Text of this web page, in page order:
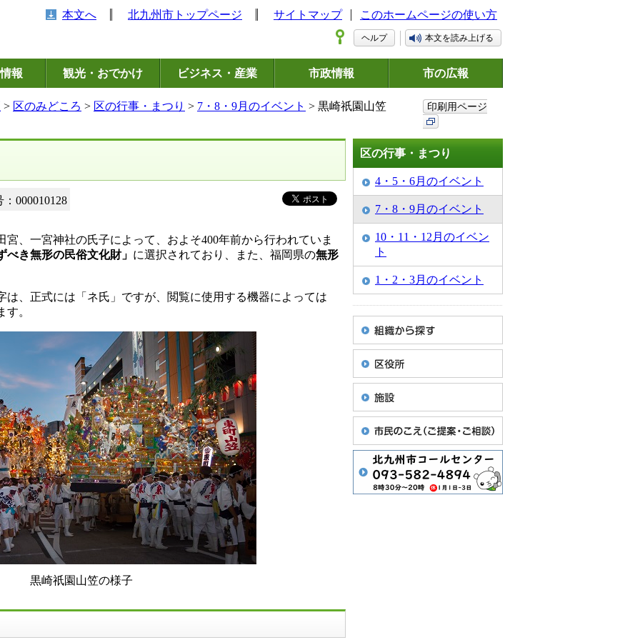
本文へ 北九州市トップページ サイトマップ このホームページの使い方
ヘルプ 本文を読み上げる
報 観光・おでかけ ビジネス・産業 市政情報 市の広報
> 区のみどころ > 区の行事・まつり > 7・8・9月のイベント > 黒崎祇園山笠 印刷用ページ
000010128
、一宮神社の氏子によって、およそ400年前から行われていま
き無形の民俗文化財」 に選択されており、また、福岡県の無形
は、正式には「ネ氏」ですが、閲覧に使用する機器によっては
。
黒崎祇園山笠の様子
区の行事・まつり
4・5・6月のイベント
7・8・9月のイベント
10・11・12月のイベン
ト
1・2・3月のイベント